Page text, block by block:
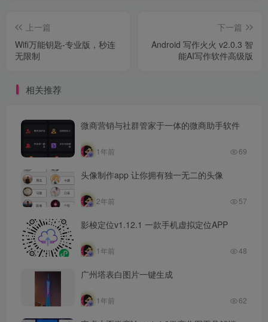
上一篇
Wifi万能钥匙-专业版，秒连
无限制
下一篇
Android 写作火火 v2.0.3 智
能AI写作软件高级版
相关推荐
微商营销与社群管家于一体的微商助手软件
1年前 69
头像制作app 让你拥有独一无二的头像
2年前 57
影梭定位v1.12.1 一款手机虚拟定位APP
1年前 48
广州塔表白图片一键生成
1年前 62